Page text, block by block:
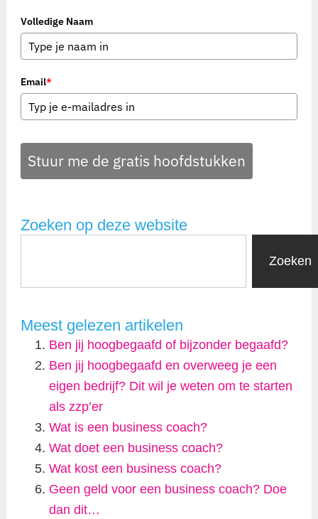
Volledige Naam
Email*
Stuur me de gratis hoofdstukken
Zoeken op deze website
Zoeken
Meest gelezen artikelen
Ben jij hoogbegaafd of bijzonder begaafd?
Ben jij hoogbegaafd en overweeg je een
eigen bedrijf? Dit wil je weten om te starten
als zzp’er
Wat is een business coach?
Wat doet een business coach?
Wat kost een business coach?
Geen geld voor een business coach? Doe
dan dit…